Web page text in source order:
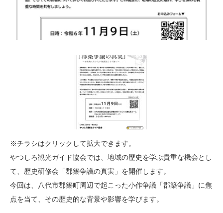
※チラシはクリックして拡大できます。
やつしろ観光ガイド協会では、地域の歴史を学ぶ貴重な機会とし
て、歴史研修会「郡築争議の真実」を開催します。
今回は、八代市郡築町周辺で起こった小作争議「郡築争議」に焦
点を当て、その歴史的な背景や影響を学びます。